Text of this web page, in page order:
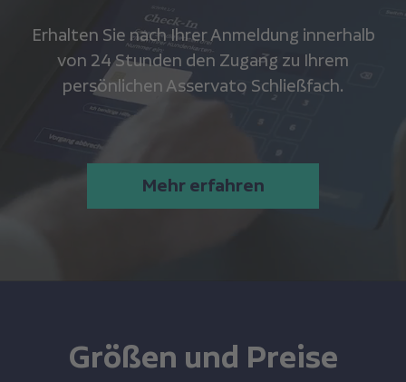
Erhalten Sie nach Ihrer Anmeldung innerhalb
von 24 Stunden den Zugang zu Ihrem
persönlichen Asservato Schließfach.
Mehr erfahren
Größen und Preise